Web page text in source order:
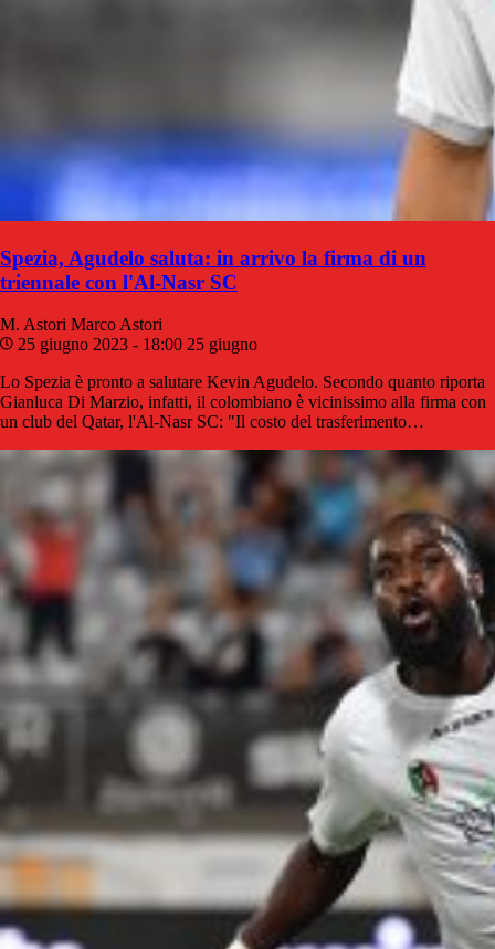
Spezia, Agudelo saluta: in arrivo la firma di un
triennale con l'Al-Nasr SC
M. Astori Marco Astori
25 giugno 2023 - 18:00 25 giugno
Lo Spezia è pronto a salutare Kevin Agudelo. Secondo quanto riporta
Gianluca Di Marzio, infatti, il colombiano è vicinissimo alla firma con
un club del Qatar, l'Al-Nasr SC: "Il costo del trasferimento…